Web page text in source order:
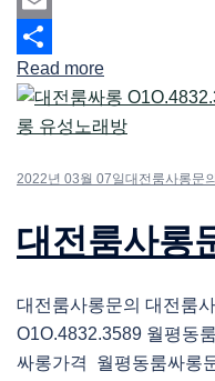
Email
Share
Read more
2022년 03월 07일 대전룸사롱문의
대전룸사롱
대전룸사롱문의 대전룸
O1O.4832.3589 월평동
싸롱가격 월평동룸싸롱